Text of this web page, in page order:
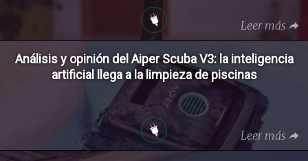
Leer más
Análisis y opinión del Aiper Scuba V3: la inteligencia
artificial llega a la limpieza de piscinas
Leer más